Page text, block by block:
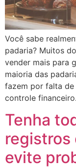
Você sabe
padaria? Muitos
vender mais para
maioria das
fazem por falta
controle
Tenha
registros
evite